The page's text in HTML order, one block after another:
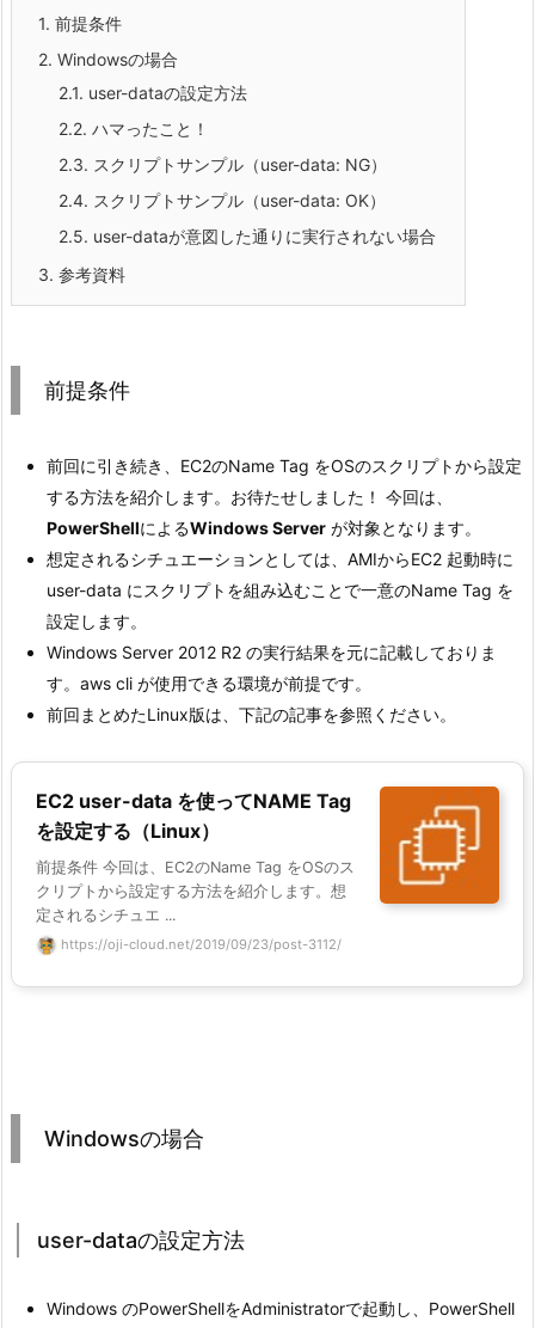
1. 前提条件
2. Windowsの場合
2.1. user-dataの設定方法
2.2. ハマったこと！
2.3. スクリプトサンプル（user-data: NG）
2.4. スクリプトサンプル（user-data: OK）
2.5. user-dataが意図した通りに実行されない場合
3. 参考資料
前提条件
前回に引き続き、EC2のName Tag をOSのスクリプトから設定
する方法を紹介します。お待たせしました！ 今回は、
PowerShellによるWindows Server が対象となります。
想定されるシチュエーションとしては、AMIからEC2 起動時に
user-data にスクリプトを組み込むことで一意のName Tag を
設定します。
Windows Server 2012 R2 の実行結果を元に記載しておりま
す。aws cli が使用できる環境が前提です。
前回まとめたLinux版は、下記の記事を参照ください。
EC2 user-data を使ってNAME Tag
を設定する（Linux）
前提条件 今回は、EC2のName Tag をOSのス
クリプトから設定する方法を紹介します。想
定されるシチュエ ...
https://oji-cloud.net/2019/09/23/post-3112/
Windowsの場合
user-dataの設定方法
Windows のPowerShellをAdministratorで起動し、PowerShell